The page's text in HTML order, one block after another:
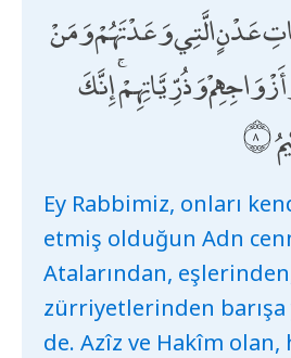
عَدْنٍ الَّتِي وَعَدْتَهُمْ وَمَنْ
وَذُرِّيَّاتِهِمْ ۚ إِنَّكَ
Ey Rabbimiz, onları
etmiş olduğun Adn
Atalarından,
zürriyetlerinden
de. Azîz ve Hakîm olan,